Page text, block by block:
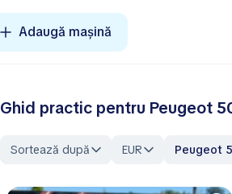
Adaugă mașină
Ghid practic pentru Peugeot
Sortează după EUR Peugeot